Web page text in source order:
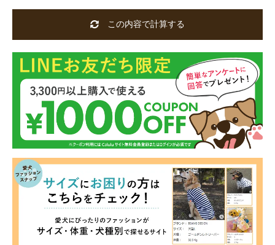
この内容で計算する